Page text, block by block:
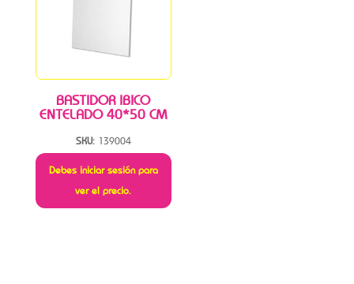
BASTIDOR IBICO
ENTELADO 40*50 CM
SKU: 139004
Debes iniciar sesión para
ver el precio.